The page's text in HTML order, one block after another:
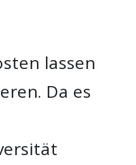
lassen
Da es